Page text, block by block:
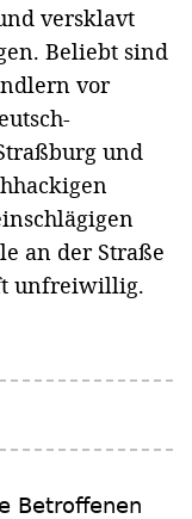
versklavt
Beliebt sind
vor
und
an der Straße
unfreiwillig.
Betroffenen